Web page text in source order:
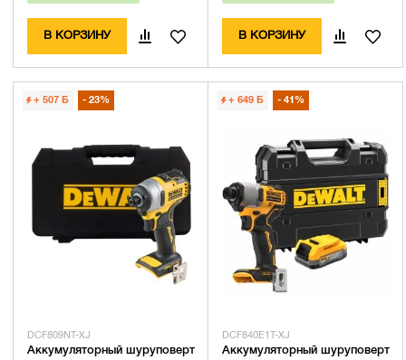
В КОРЗИНУ В КОРЗИНУ
+ 507 Б 23%
DCF809NT-XJ
Аккумуляторный шуруповерт
+ 649 Б 41%
DCF840E1T-XJ
Аккумуляторный шуруповерт